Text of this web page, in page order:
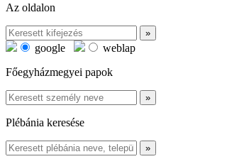
Az oldalon
google
weblap
Főegyházmegyei papok
Plébánia keresése